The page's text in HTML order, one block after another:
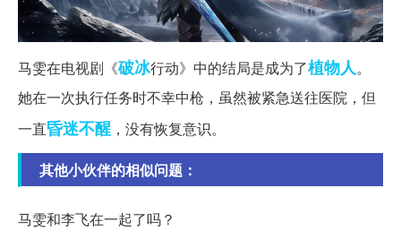
马雯在电视剧《破冰行动》中的结局是成为了植物人。
她在一次执行任务时不幸中枪，虽然被紧急送往医院，但
一直昏迷不醒 ，没有恢复意识。
其他小伙伴的相似问题：
马雯和李飞在一起了吗？